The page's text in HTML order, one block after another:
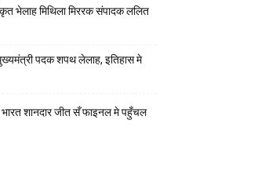
भेलाह मिथिला मिररक संपादक ललित
पदक शपथ लेलाह, इतिहास मे
शानदार जीत सँ फाइनल मे पहुँचल